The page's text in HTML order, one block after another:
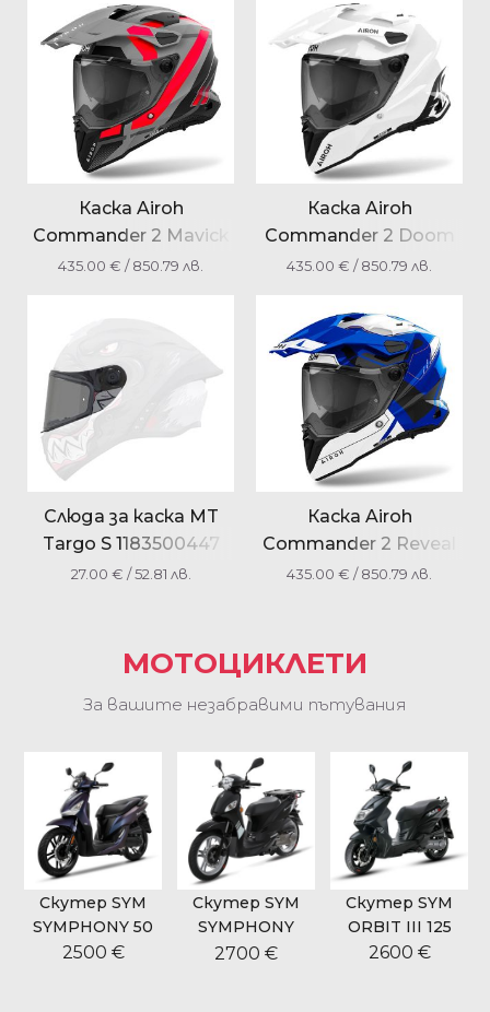
Каска Airoh
Commander 2 Mavick
orange мат
435.00 € / 850.79 лв.
Каска Airoh
Commander 2 Doom
white gloss лак
435.00 € / 850.79 лв.
Слюда за каска MT
Targo S 1183500447
V14B опушен
27.00 € / 52.81 лв.
Каска Airoh
Commander 2 Reveal
blue лак
435.00 € / 850.79 лв.
МОТОЦИКЛЕТИ
За вашите незабравими пътувания
Скутер SYM
SYMPHONY 50
2500 €
Скутер SYM
SYMPHONY
CARGO 125
2700 €
Скутер SYM
ORBIT III 125
2600 €